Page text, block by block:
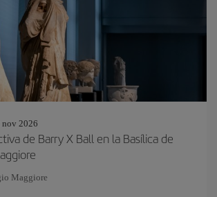
nov 2026
de Barry X Ball en la Basílica de
Maggiore